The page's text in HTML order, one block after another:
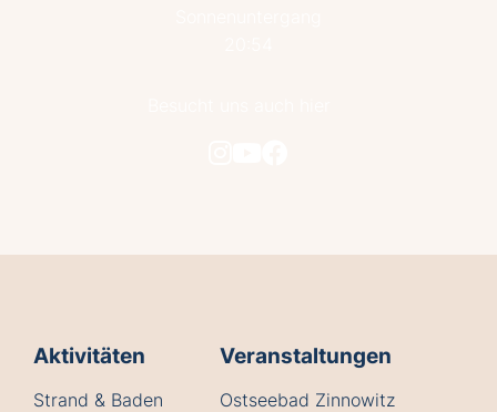
Aktivitäten
Strand & Baden
Veranstaltungen
Ostseebad Zinnowitz